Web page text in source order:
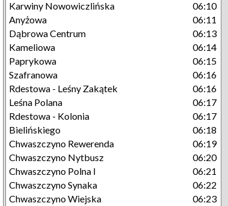
Karwiny Nowowiczlińska
06:10
Anyżowa
06:11
Dąbrowa Centrum
06:13
Kameliowa
06:14
Paprykowa
06:15
Szafranowa
06:16
Rdestowa - Leśny Zakątek
06:16
Leśna Polana
06:17
Rdestowa - Kolonia
06:17
Bielińskiego
06:18
Chwaszczyno Rewerenda
06:19
Chwaszczyno Nytbusz
06:20
Chwaszczyno Polna I
06:21
Chwaszczyno Synaka
06:22
Chwaszczyno Wiejska
06:23